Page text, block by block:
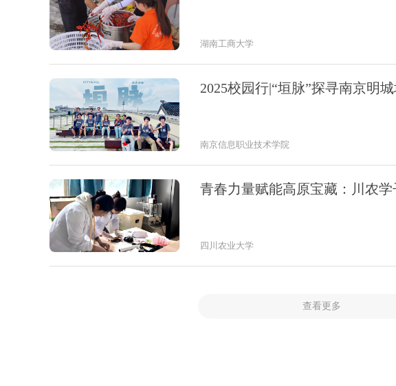
湖南工商大学
2025校园行|“垣脉”探寻南京明
南京信息职业技术学院
青春力量赋能高原宝藏：川农
四川农业大学
查看更多